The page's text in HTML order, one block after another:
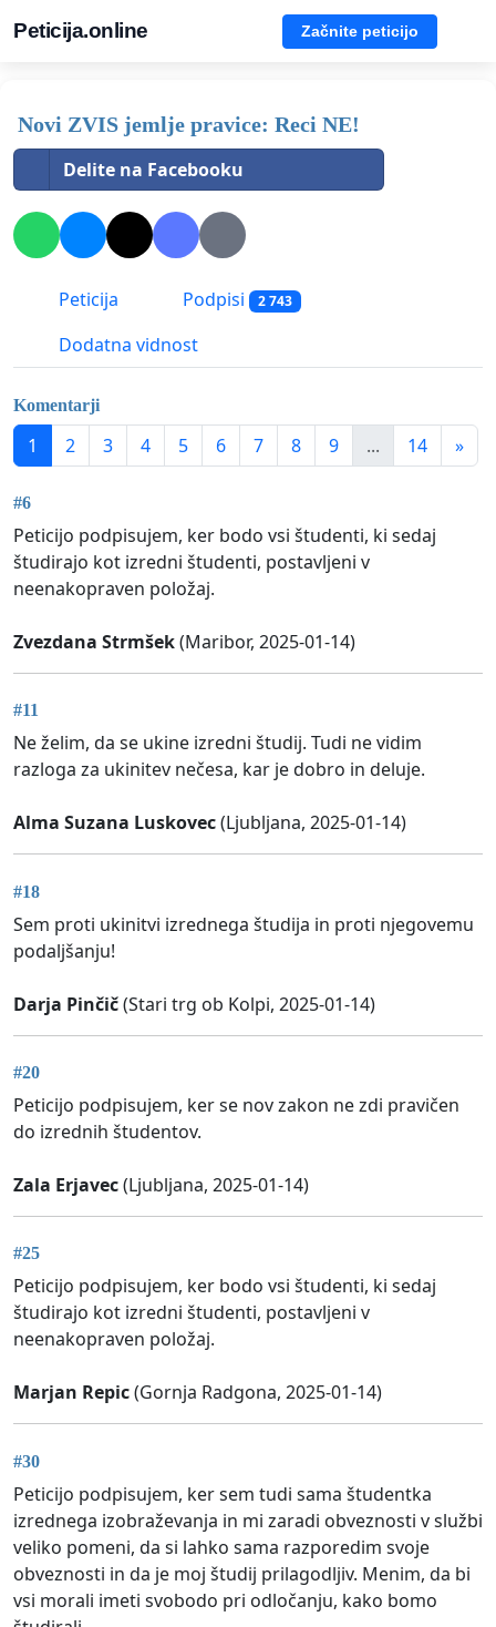
Peticija.online Začnite peticijo
Novi ZVIS jemlje pravice: Reci NE!
Delite na Facebooku
Peticija Podpisi 2 743
Dodatna vidnost
Komentarji
1 2 3 4 5 6 7 8 9 ... 14 »
#6
Peticijo podpisujem, ker bodo vsi študenti, ki sedaj
študirajo kot izredni študenti, postavljeni v
neenakopraven položaj.
Zvezdana Strmšek(Maribor, 2025-01-14)
#11
Ne želim, da se ukine izredni študij. Tudi ne vidim
razloga za ukinitev nečesa, kar je dobro in deluje.
Alma Suzana Luskovec(Ljubljana, 2025-01-14)
#18
Sem proti ukinitvi izrednega študija in proti njegovemu
podaljšanju!
Darja Pinčič(Stari trg ob Kolpi, 2025-01-14)
#20
Peticijo podpisujem, ker se nov zakon ne zdi pravičen
do izrednih študentov.
Zala Erjavec(Ljubljana, 2025-01-14)
#25
Peticijo podpisujem, ker bodo vsi študenti, ki sedaj
študirajo kot izredni študenti, postavljeni v
neenakopraven položaj.
Marjan Repic(Gornja Radgona, 2025-01-14)
#30
Peticijo podpisujem, ker sem tudi sama študentka
izrednega izobraževanja in mi zaradi obveznosti v službi
veliko pomeni, da si lahko sama razporedim svoje
obveznosti in da je moj študij prilagodljiv. Menim, da bi
vsi morali imeti svobodo pri odločanju, kako bomo